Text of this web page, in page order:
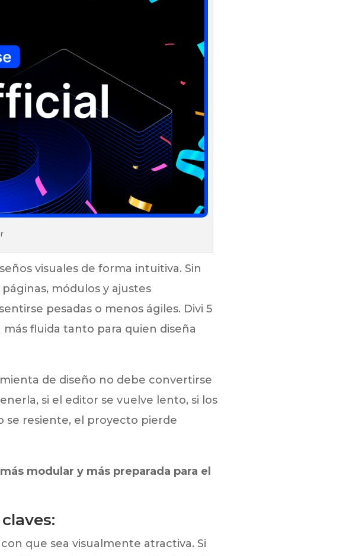
visuales de forma intuitiva. Sin
módulos y ajustes
pesadas o menos ágiles. Divi 5
fluida tanto para quien diseña
de diseño no debe convertirse
si el editor se vuelve lento, si los
se resiente, el proyecto pierde
modular y más preparada para el
que sea visualmente atractiva. Si